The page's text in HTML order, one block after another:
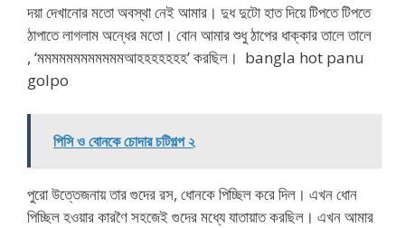
দয়া দেখানোর মতো অবস্থা নেই আমার। দুধ দুটো হাত দিয়ে টিপতে টিপতে
ঠাপাতে লাগলাম অন্ধের মতো। বোন আমার শুধু ঠাপের ধাক্কার তালে তালে
, ‘মমমমমমমমমমমমআহহহহহহহ’ করছিল। bangla hot panu
golpo
পিসি ও বোনকে চোদার চটিগল্প ২
পুরো উত্তেজনায় তার গুদের রস, ধোনকে পিচ্ছিল করে দিল। এখন ধোন
পিচ্ছিল হওয়ার কারণৈ সহজেই গুদের মধ্যে যাতায়াত করছিল। এখন আমার